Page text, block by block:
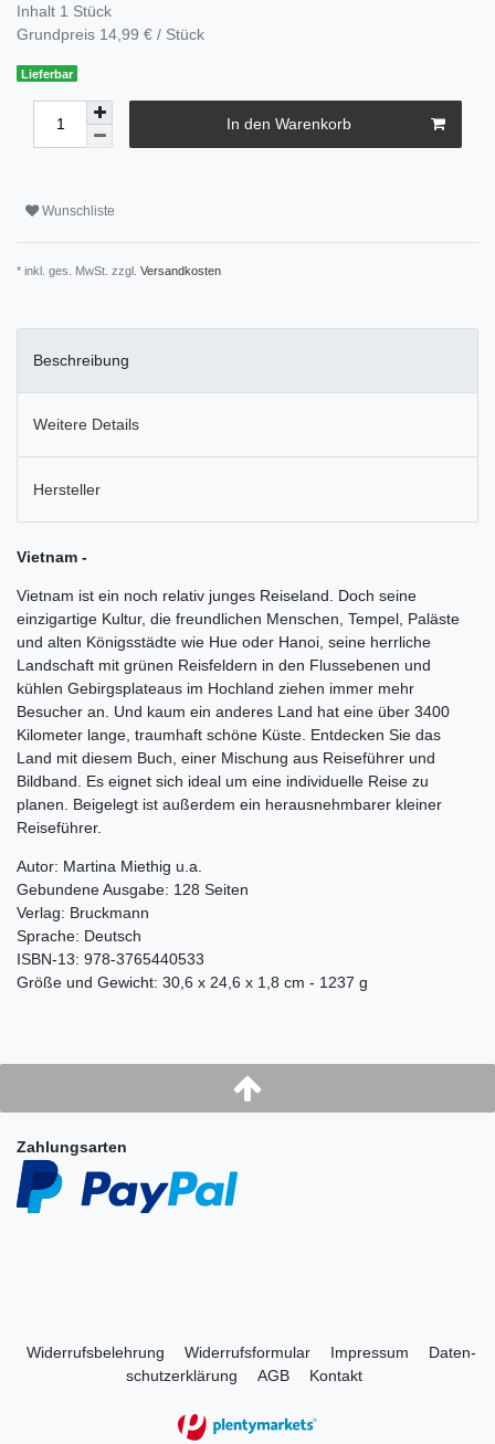
Inhalt 1 Stück
Grundpreis 14,99 € / Stück
Lieferbar
In den Warenkorb
Wunschliste
* inkl. ges. MwSt. zzgl. Versandkosten
Beschreibung
Weitere Details
Hersteller
Vietnam -
Vietnam ist ein noch relativ junges Reiseland. Doch seine
einzigartige Kultur, die freundlichen Menschen, Tempel, Paläste
und alten Königsstädte wie Hue oder Hanoi, seine herrliche
Landschaft mit grünen Reisfeldern in den Flussebenen und
kühlen Gebirgsplateaus im Hochland ziehen immer mehr
Besucher an. Und kaum ein anderes Land hat eine über 3400
Kilometer lange, traumhaft schöne Küste. Entdecken Sie das
Land mit diesem Buch, einer Mischung aus Reiseführer und
Bildband. Es eignet sich ideal um eine individuelle Reise zu
planen. Beigelegt ist außerdem ein herausnehmbarer kleiner
Reiseführer.
Autor: Martina Miethig u.a.
Gebundene Ausgabe: 128 Seiten
Verlag: Bruckmann
Sprache: Deutsch
ISBN-13: 978-3765440533
Größe und Gewicht: 30,6 x 24,6 x 1,8 cm - 1237 g
Zahlungsarten
Widerrufs­belehrung Widerrufs­formular Impressum
Daten­
schutz­erklärung
AGB Kontakt